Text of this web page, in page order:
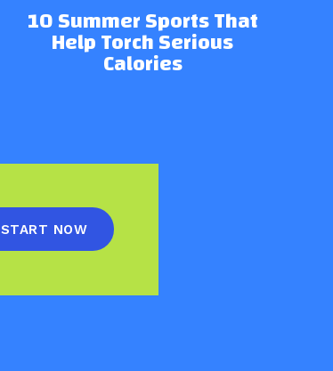
10 Summer Sports That
Help Torch Serious
Calories
START NOW